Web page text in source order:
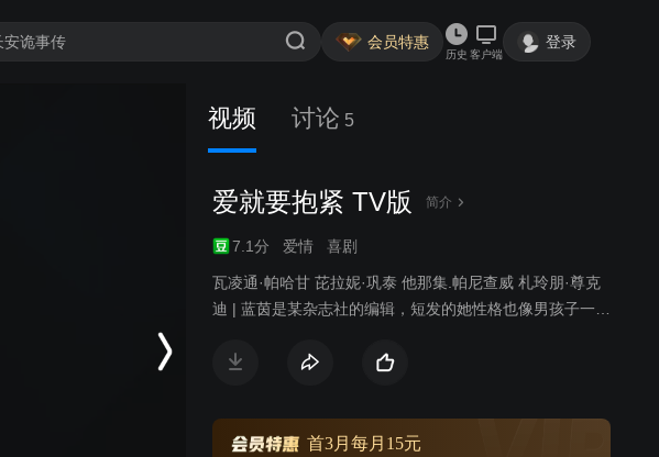
会员特惠
历史 客户端
登录
视频 讨论 5
爱就要抱紧 TV版 简介
7.1分 爱情 喜剧
瓦凌通·帕哈甘 芘拉妮·巩泰 他那集.帕尼查威 札玲朋·尊克
迪 | 蓝茵是某杂志社的编辑，短发的她性格也像男孩子一样
会，蓝茵在停车场捡到了一个婴儿，虽然蓝茵还是未婚但
同时在朋友的帮助下多方寻找孩子的亲生父母。并且在相
首3月每月15元